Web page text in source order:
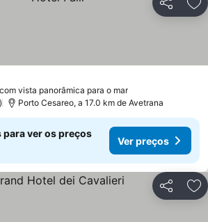
Partilhar
vista panorâmica para o marVer preços
Porto Cesareo, a 17.0 km de Avetrana
para ver os preços
Ver preços
Partilhar